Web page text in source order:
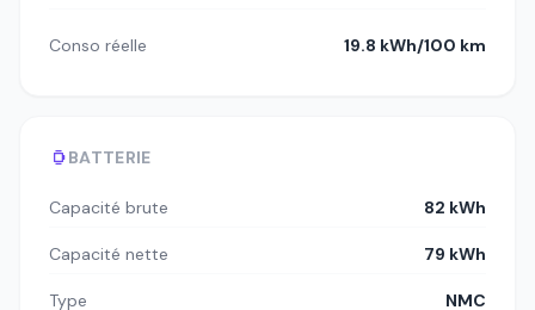
Conso réelle 19.8 kWh/100 km
BATTERIE
Capacité brute 82 kWh
Capacité nette 79 kWh
Type NMC